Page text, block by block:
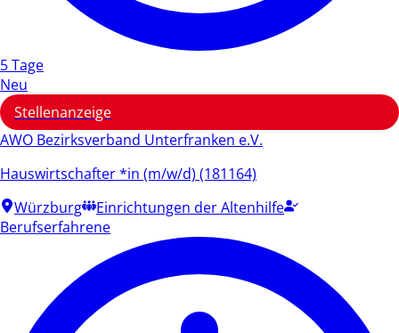
5 Tage
Neu
Stellenanzeige
AWO Bezirksverband Unterfranken e.V.
Hauswirtschafter *in (m/w/d) (181164)
Würzburg
Einrichtungen der Altenhilfe
Berufserfahrene